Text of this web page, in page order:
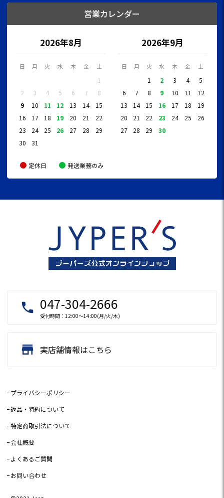
営業カレンダー
2026年8月
日 月 火 水 木 金 土
1
2
3 4 5 6 7
8
9
10 11 12 13 14
15
16
17 18 19 20 21
22
23
24 25 26 27 28
29
30
31
2026年9月
日 月 火 水 木 金 土
1 2 3 4
5
6
7 8 9 10 11
12
13
14 15 16 17 18
19
20
21 22 23 24 25
26
27
28 29 30
定休日 発送業務のみ
local_phone 047-304-2666
受付時間：12:00～14:00(月/火/木)
store 実店舗情報はこちら
プライバシーポリシー
返品・特約について
特定商取引法について
会社概要
よくあるご質問
お問い合わせ